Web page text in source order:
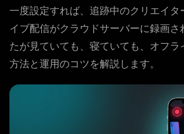
一度設定すれば、追跡中のクリエイタ
イブ配信がクラウドサーバーに録画
たが見ていても、寝ていても、オフラ
方法と運用のコツを解説します。